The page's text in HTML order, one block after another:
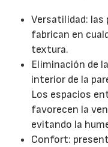
Versatilidad: las
fabrican en
textura.
Eliminación de
interior de la
Los espacios
favorecen la
evitando la
Confort: